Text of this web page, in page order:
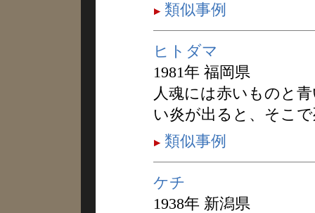
類似事例
ヒトダマ
1981年 福岡県
人魂には赤いものと
い炎が出ると、そこ
類似事例
ケチ
1938年 新潟県